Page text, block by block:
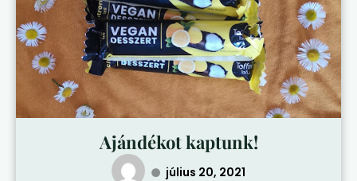
Ajándékot kaptunk!
július 20, 2021